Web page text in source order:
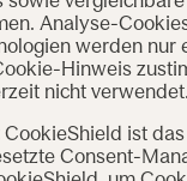
Analyse-
werden nur
Hinweis
nicht verwendet.
CookieShield ist
Consent-